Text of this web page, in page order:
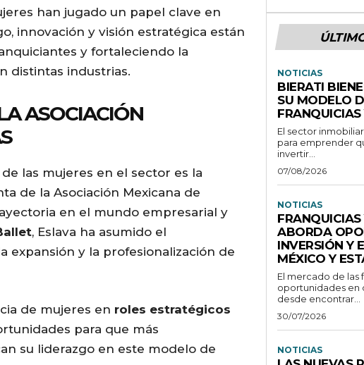
han jugado un papel clave en
innovación y visión estratégica están
y fortaleciendo la
distintas industrias.
ASOCIACIÓN
las mujeres en el sector es la
de la Asociación Mexicana de
en el mundo empresarial y
, Eslava ha asumido el
expansión y la profesionalización de
de mujeres en roles estratégicos
para que más
su liderazgo en este modelo de
NOTICIAS
BIERATI
SU MODELO
FRANQUICIAS
El sector
para emprender
invertir...
07/08/2026
NOTICIAS
FRANQUICIAS
ABORDA
INVERSIÓN Y
MÉXICO Y
El mercado de las
oportunidades en
desde encontrar...
30/07/2026
NOTICIAS